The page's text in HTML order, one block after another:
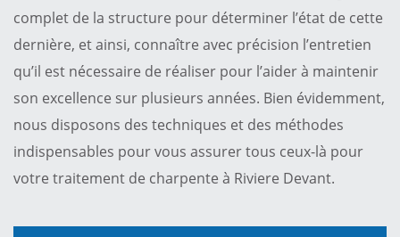
complet de la structure pour déterminer l’état de cette
dernière, et ainsi, connaître avec précision l’entretien
qu’il est nécessaire de réaliser pour l’aider à maintenir
son excellence sur plusieurs années. Bien évidemment,
nous disposons des techniques et des méthodes
indispensables pour vous assurer tous ceux-là pour
votre traitement de charpente à Riviere Devant.